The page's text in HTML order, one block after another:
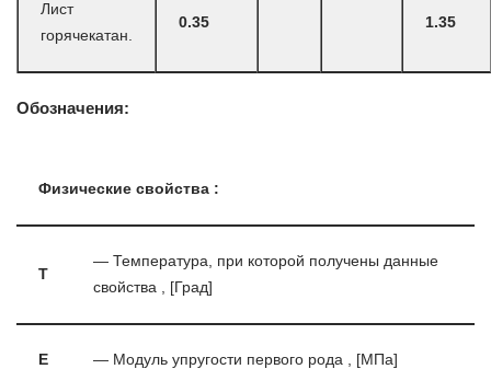
Лист
горячекатан.
0.35 1.35
Обозначения:
Физические свойства :
T
— Температура, при которой получены данные
свойства , [Град]
E — Модуль упругости первого рода , [МПа]